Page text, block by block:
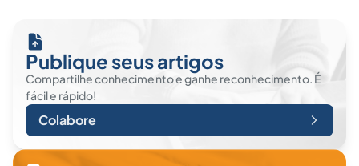
Publique seus artigos
Compartilhe conhecimento e ganhe reconhecimento. É
fácil e rápido!
Colabore